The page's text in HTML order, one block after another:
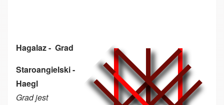
Hagalaz - Grad
Staroangielski -
Haegl
Grad jest